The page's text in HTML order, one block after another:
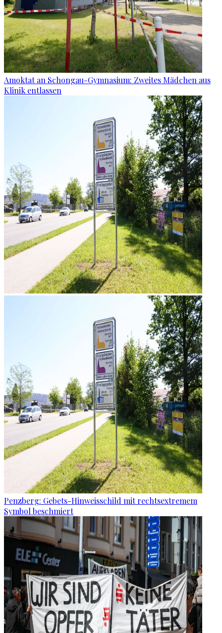
Amoktat an Schongau-Gymnasium: Zweites Mädchen aus
Klinik entlassen
Penzberg: Gebets-Hinweisschild mit rechtsextremem
Symbol beschmiert